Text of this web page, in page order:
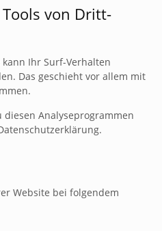
Tools von Dritt­
Ihr Surf-Verhalten
Das geschieht vor allem mit
Analyseprogrammen
Website bei folgendem